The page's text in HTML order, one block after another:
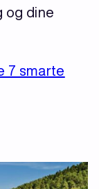
og dine
7 smarte